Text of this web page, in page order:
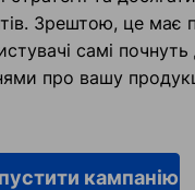
Зрештою, це має
самі почнуть
про вашу
кампанію